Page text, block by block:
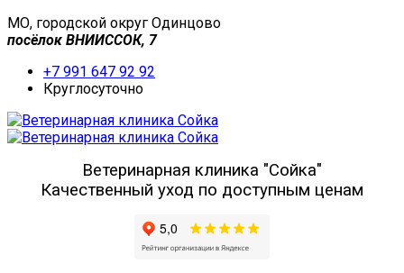
МО, городской округ Одинцово
посёлок ВНИИССОК, 7
+7 991 647 92 92
Круглосуточно
Ветеринарная клиника "Сойка"
Качественный уход по доступным ценам